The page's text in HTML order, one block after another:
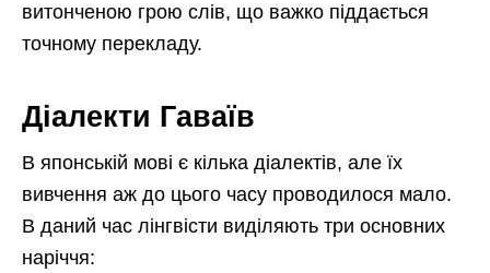
витонченою грою слів, що важко піддається
точному перекладу.
Діалекти Гаваїв
В японській мові є кілька діалектів, але їх
вивчення аж до цього часу проводилося мало.
В даний час лінгвісти виділяють три основних
наріччя: